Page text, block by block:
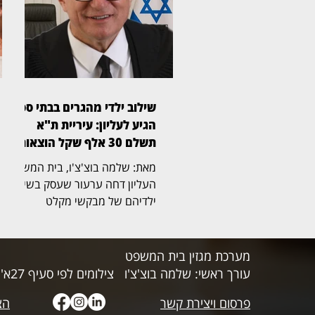
המחלוקת עומדים הסכמים
להקמת מתקנים סולאריים בקיבוץ
נווה אור. במסגרת התביעה
דורשת לסיכו, בין היתר, תשלום
שכר חוזי שלטענתה לא שולם
ועלויות מימון. מנגד, הנתבעות
טענו כי בירור הסוגיות הטכניות
שילוב ילדי מהגרים בבתי ספר
הגיע לעליון: עיריית ת"א
תשלם 30 אלף שקל הוצאות
מאת: שלמה בוצ'צ'ו, בית המשפט
העליון דחה ערעור שעסק בשילוב
ילדיהם של מבקשי מקלט
אפריקה וחיים בה ללא מעמד
קבע, במערכת החינוך היסודית
בתל אביב. את פסק הדין כתב
השופט אלכס שטיין (בצילום),
ואליו הצטרפו הנשיא יצחק עמית
צילומים לפי סעיף 27א' לחוק זכויות היוצרים
מערכת מגזין בית המשפט
עורך ראשי: שלמה בוצ'צ'ו
פרסום ויצירת קשר